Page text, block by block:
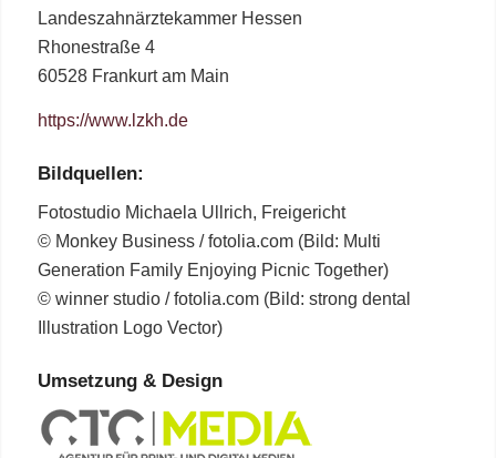
Landeszahnärztekammer Hessen
Rhonestraße 4
60528 Frankurt am Main
https://www.lzkh.de
Bildquellen:
Fotostudio Michaela Ullrich, Freigericht
© Monkey Business / fotolia.com (Bild: Multi
Generation Family Enjoying Picnic Together)
© winner studio / fotolia.com (Bild: strong dental
Illustration Logo Vector)
Umsetzung & Design